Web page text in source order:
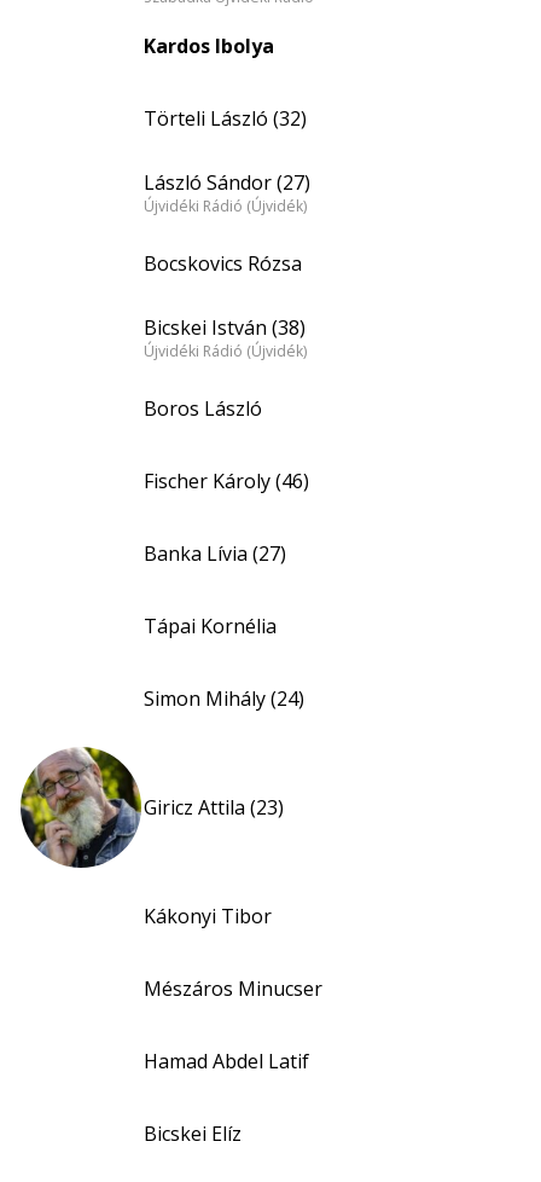
Kardos Ibolya
Törteli László (32)
László Sándor (27)
Újvidéki Rádió (Újvidék)
Bocskovics Rózsa
Bicskei István (38)
Újvidéki Rádió (Újvidék)
Boros László
Fischer Károly (46)
Banka Lívia (27)
Tápai Kornélia
Simon Mihály (24)
Giricz Attila (23)
Kákonyi Tibor
Mészáros Minucser
Hamad Abdel Latif
Bicskei Elíz